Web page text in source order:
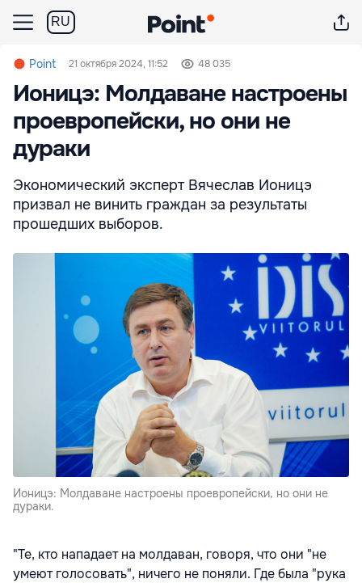
RU
Point 21 октября 2024, 11:52 48 035
Ионицэ: Молдаване настроены
проевропейски, но они не
дураки
Экономический эксперт Вячеслав Ионицэ
призвал не винить граждан за результаты
прошедших выборов.
Ионицэ: Молдаване настроены проевропейски, но они не
дураки.
"Те, кто нападает на молдаван, говоря, что они "не
умеют голосовать", ничего не поняли. Где была "рука